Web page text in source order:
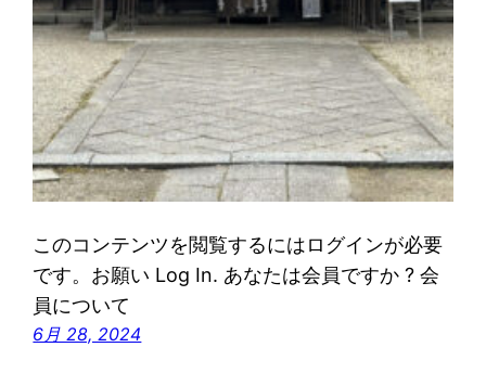
このコンテンツを閲覧するにはログインが必要
です。お願い Log In. あなたは会員ですか ? 会
員について
6月 28, 2024